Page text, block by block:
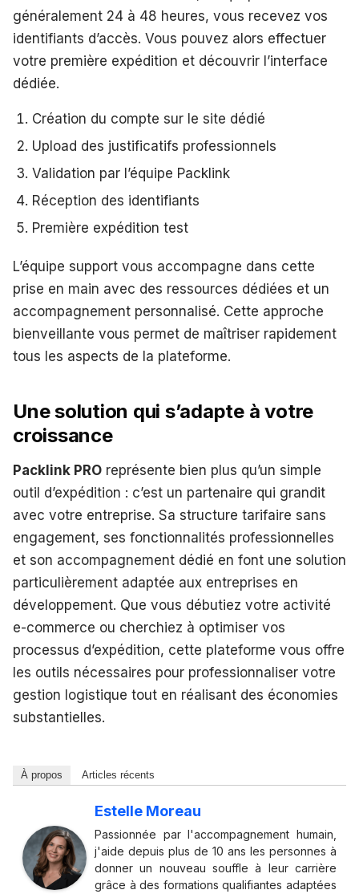
généralement 24 à 48 heures, vous recevez vos
identifiants d’accès. Vous pouvez alors effectuer
votre première expédition et découvrir l’interface
dédiée.
Création du compte sur le site dédié
Upload des justificatifs professionnels
Validation par l’équipe Packlink
Réception des identifiants
Première expédition test
L’équipe support vous accompagne dans cette
prise en main avec des ressources dédiées et un
accompagnement personnalisé. Cette approche
bienveillante vous permet de maîtriser rapidement
tous les aspects de la plateforme.
Une solution qui s’adapte à votre
croissance
Packlink PRO représente bien plus qu’un simple
outil d’expédition : c’est un partenaire qui grandit
avec votre entreprise. Sa structure tarifaire sans
engagement, ses fonctionnalités professionnelles
et son accompagnement dédié en font une solution
particulièrement adaptée aux entreprises en
développement. Que vous débutiez votre activité
e-commerce ou cherchiez à optimiser vos
processus d’expédition, cette plateforme vous offre
les outils nécessaires pour professionnaliser votre
gestion logistique tout en réalisant des économies
substantielles.
À propos Articles récents
Estelle Moreau
Passionnée par l'accompagnement humain,
j'aide depuis plus de 10 ans les personnes à
donner un nouveau souffle à leur carrière
grâce à des formations qualifiantes adaptées